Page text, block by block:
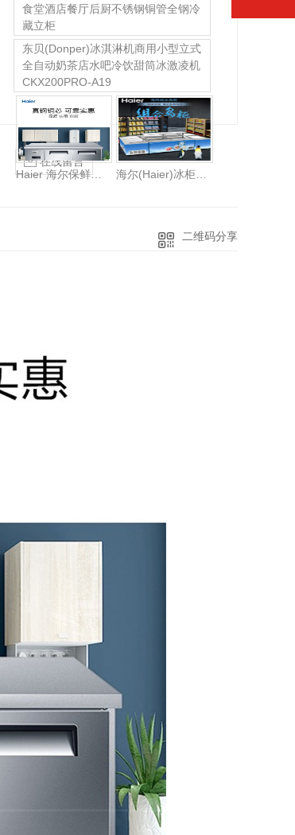
食堂酒店餐厅后厨不锈钢铜管全钢冷
藏立柜
东贝(Donper)冰淇淋机商用小型立式
全自动奶茶店水吧冷饮甜筒冰激凌机
CKX200PRO-A19
Haier 海尔保鲜工作台 卧式厨房操作台商用冰柜单温冷藏冷冻餐饮后厨不锈钢冷柜冰吧台 1.5米冷藏冷冻转换铜芯真钢SP-330C/D2
在线留言
二维码分享